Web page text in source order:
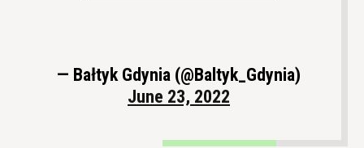
— Bałtyk Gdynia (@Baltyk_Gdynia)
June 23, 2022